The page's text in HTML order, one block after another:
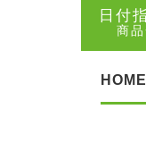
HOME
日付
商